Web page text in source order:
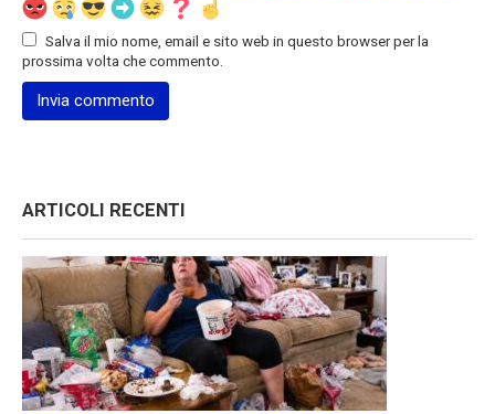
Salva il mio nome, email e sito web in questo browser per la
prossima volta che commento.
ARTICOLI RECENTI